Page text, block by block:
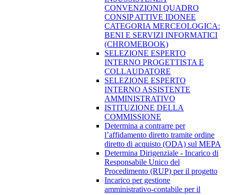
CONVENZIONI QUADRO
CONSIP ATTIVE IDONEE
CATEGORIA MERCEOLOGICA:
BENI E SERVIZI INFORMATICI
(CHROMEBOOK)
SELEZIONE ESPERTO
INTERNO PROGETTISTA E
COLLAUDATORE
SELEZIONE ESPERTO
INTERNO ASSISTENTE
AMMINISTRATIVO
ISTITUZIONE DELLA
COMMISSIONE
Determina a contrarre per
l’affidamento diretto tramite ordine
diretto di acquisto (ODA) sul MEPA
Determina Dirigenziale - Incarico di
Responsabile Unico del
Procedimento (RUP) per il progetto
Incarico per gestione
amministrativo-contabile per il